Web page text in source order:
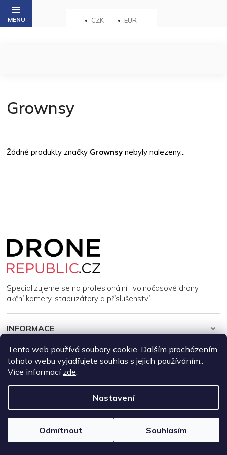
Tento web používá soubory cookie. Dalším procházením
tohoto webu vyjadřujete souhlas s jejich používáním..
Více informací zde.
Nastavení
Odmítnout Souhlasím
Přejít
obsah
CZK EUR
Grownsy
Žádné produkty značky Grownsy nebyly nalezeny...
Specializujeme se na profesionální i volnočasové drony,
akční kamery, stabilizátory a příslušenství.
INFORMACE
MŮJ ÚČET
Copyright 2026DroneRepublic.cz. Všechna práva vyhrazena.
Upravit nastavení cookies